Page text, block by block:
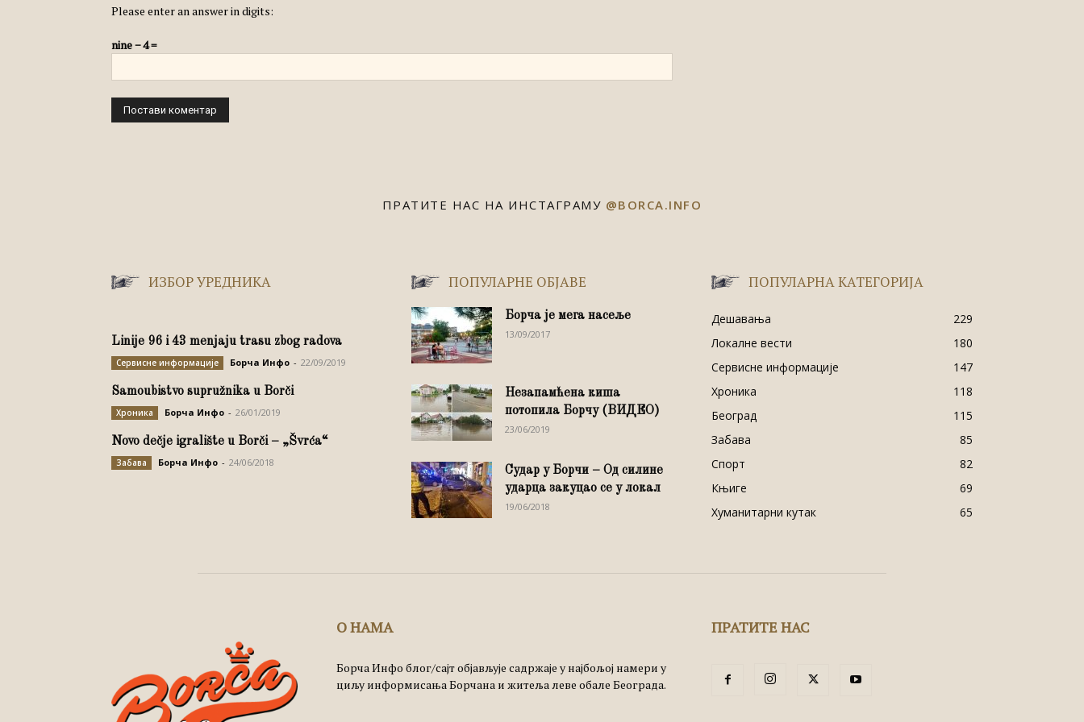
Please enter an answer in digits:
nine − 4 =
ПРАТИТЕ НАС НА ИНСТАГРАМУ @BORCA.INFO
ИЗБОР УРЕДНИКА
Linije 96 i 43 menjaju trasu zbog radova
Сервисне информације Борча Инфо - 22/09/2019
Samoubistvo supružnika u Borči
Хроника Борча Инфо - 26/01/2019
Novo dečje igralište u Borči – „Švrća“
Забава Борча Инфо - 24/06/2018
ПОПУЛАРНЕ ОБЈАВЕ
Борча је мега насеље
13/09/2017
Незапамћена киша
потопила Борчу (ВИДЕО)
23/06/2019
Судар у Борчи – Од силине
ударца закуцао се у локал
19/06/2018
ПОПУЛАРНА КАТЕГОРИЈА
Дешавања
229
Локалне вести
180
Сервисне информације
147
Хроника
118
Београд
115
Забава
85
Спорт
82
Књиге
69
Хуманитарни кутак
65
О НАМА
Борча Инфо блог/сајт објављује садржаје у најбољој намери у
циљу информисања Борчана и житеља леве обале Београда.
ПРАТИТЕ НАС